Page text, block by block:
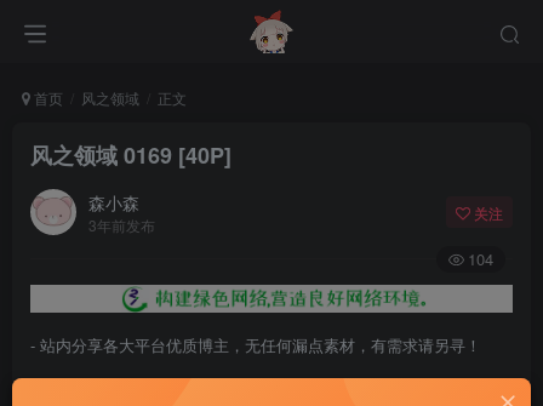
首页 风之领域 正文
风之领域 0169 [40P]
森小森
3年前发布
关注
104
- 站内分享各大平台优质博主，无任何漏点素材，有需求请另寻！
- 百度网盘提示提取码错误，请更换浏览器重试，这是百度网盘版本问